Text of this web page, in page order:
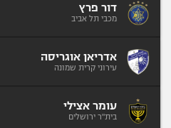
דור פרץ
מכבי תל אביב
אדריאן אוגריסה
עירוני קרית שמונה
עומר אצילי
בית"ר ירושלים